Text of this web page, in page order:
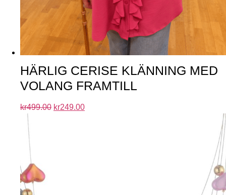
HÄRLIG CERISE KLÄNNING MED
VOLANG FRAMTILL
kr499.00 kr249.00